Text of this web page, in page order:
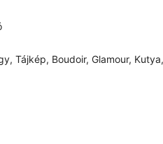
Tájkép, Boudoir, Glamour,